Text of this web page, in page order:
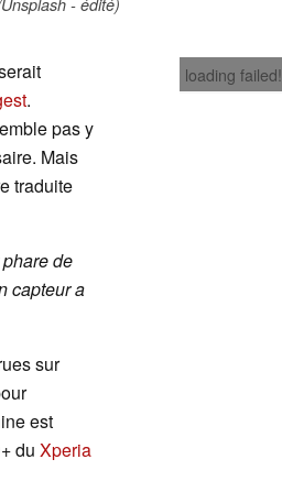
loading failed!
.
pas y
Mais
traduite
de
capteur a
sur
est
du Xperia